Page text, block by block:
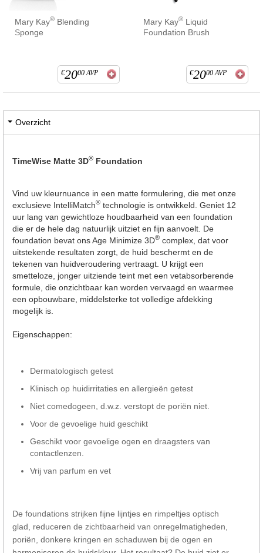
Mary Kay® Blending
Sponge
€2000 AVP
Mary Kay® Liquid
Foundation Brush
€2000 AVP
Overzicht
TimeWise Matte 3D® Foundation
Vind uw kleurnuance in een matte formulering, die met onze
exclusieve IntelliMatch® technologie is ontwikkeld. Geniet 12
uur lang van gewichtloze houdbaarheid van een foundation
die er de hele dag natuurlijk uitziet en fijn aanvoelt. De
foundation bevat ons Age Minimize 3D® complex, dat voor
uitstekende resultaten zorgt, de huid beschermt en de
tekenen van huidveroudering vertraagt. U krijgt een
smetteloze, jonger uitziende teint met een vetabsorberende
formule, die onzichtbaar kan worden vervaagd en waarmee
een opbouwbare, middelsterke tot volledige afdekking
mogelijk is.
Eigenschappen:
Dermatologisch getest
Klinisch op huidirritaties en allergieën getest
Niet comedogeen, d.w.z. verstopt de poriën niet.
Voor de gevoelige huid geschikt
Geschikt voor gevoelige ogen en draagsters van
contactlenzen.
Vrij van parfum en vet
De foundations strijken fijne lijntjes en rimpeltjes optisch
glad, reduceren de zichtbaarheid van onregelmatigheden,
poriën, donkere kringen en schaduwen bij de ogen en